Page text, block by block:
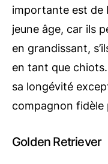
importante est de
jeune âge, car ils
en grandissant,
en tant que
sa longévité
compagnon fidèle
Golden Retriever